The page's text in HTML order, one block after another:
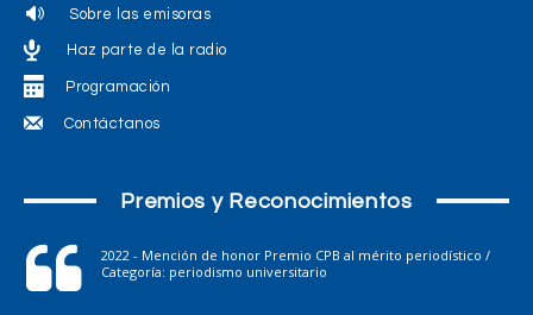
Sobre las emisoras
Haz parte de la radio
Programación
Contáctanos
Premios y Reconocimientos
2022 - Mención de honor Premio CPB al mérito periodístico /
Categoría: periodismo universitario